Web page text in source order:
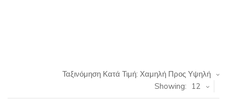
Ταξινόμηση Κατά Τιμή: Χαμηλή Προς Υψηλή
Showing:
12